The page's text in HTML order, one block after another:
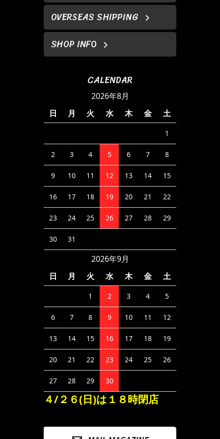
OVERSEAS SHIPPING
SHOP INFO
CALENDAR
2026年8月
日
月 火 水 木 金 土
1
2 3 4 5 6 7 8
9 10 11 12 13 14 15
16 17 18 19 20 21 22
23 24 25 26 27 28 29
30 31
2026年9月
日
月 火 水 木 金 土
1 2 3 4 5
6 7 8 9 10 11 12
13 14 15 16 17 18 19
20 21 22 23 24 25 26
27 28 29 30
４/２６(日)は１８時閉店